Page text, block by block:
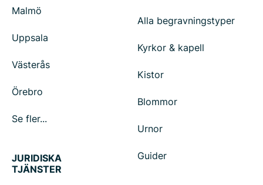
Malmö
Uppsala
Västerås
Örebro
Se fler...
Alla begravningstyper
Kyrkor & kapell
Kistor
Blommor
Urnor
Guider
JURIDISKA
TJÄNSTER